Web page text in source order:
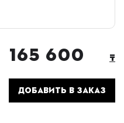
165 600 ₸
ДОБАВИТЬ В ЗАКАЗ